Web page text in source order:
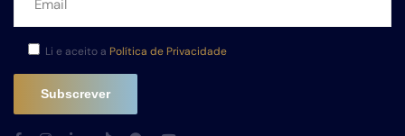
Li e aceito a Política de Privacidade